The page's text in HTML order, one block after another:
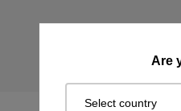
Are
Select country